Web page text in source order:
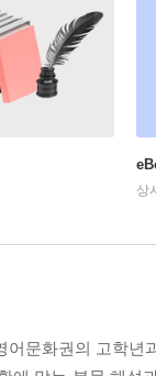
상
어문화권의 고학